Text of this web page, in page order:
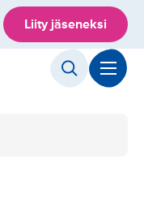
Liity jäseneksi